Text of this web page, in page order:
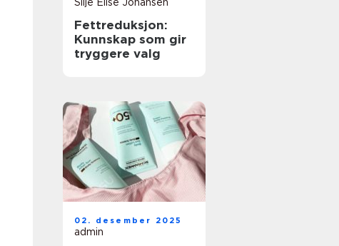
Fettreduksjon:
Kunnskap som gir
tryggere valg
02. desember 2025
admin